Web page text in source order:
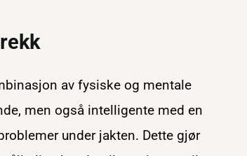
av fysiske og mentale
men også intelligente med en
under jakten. Dette gjør